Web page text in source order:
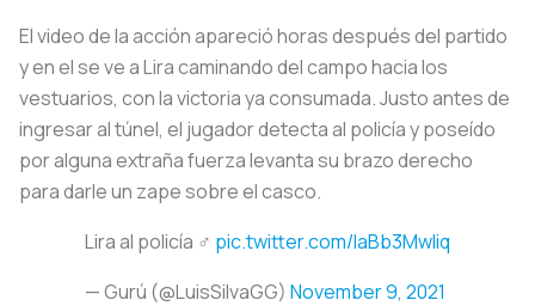
El video de la acción apareció horas después del partido
y en el se ve a Lira caminando del campo hacia los
vestuarios, con la victoria ya consumada. Justo antes de
ingresar al túnel, el jugador detecta al policía y poseído
por alguna extraña fuerza levanta su brazo derecho
para darle un zape sobre el casco.
Lira al policía ‍♂️ pic.twitter.com/laBb3MwIiq
— Gurú (@LuisSilvaGG) November 9, 2021